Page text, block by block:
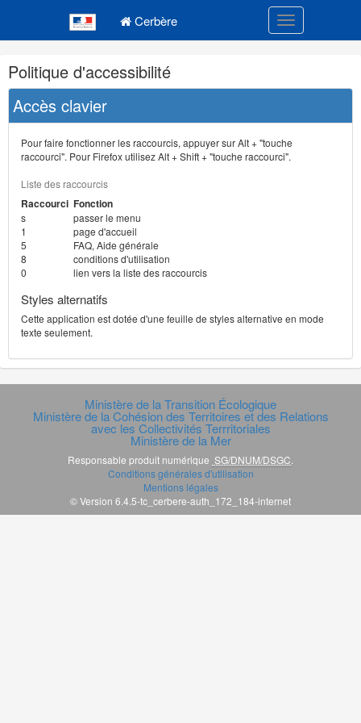
Cerbère Toggle
Navigation
et
outils
annexes
Politique d'accessibilité
Accès clavier
Pour faire fonctionner les raccourcis, appuyer sur Alt + "touche
raccourci". Pour Firefox utilisez Alt + Shift + "touche raccourci".
Liste des raccourcis
Raccourci Fonction
s
passer le menu
1
page d'accueil
5
FAQ, Aide générale
8
conditions d'utilisation
0
lien vers la liste des raccourcis
Styles alternatifs
Cette application est dotée d'une feuille de styles alternative en mode
texte seulement.
Ministère de la Transition Écologique
Ministère de la Cohésion des Territoires et des Relations
avec les Collectivités Terrritoriales
Ministère de la Mer
Responsable produit numérique SG/DNUM/DSGC
Conditions générales d'utilisation
Mentions légales
© Version 6.4.5-tc_cerbere-auth_172_184-internet